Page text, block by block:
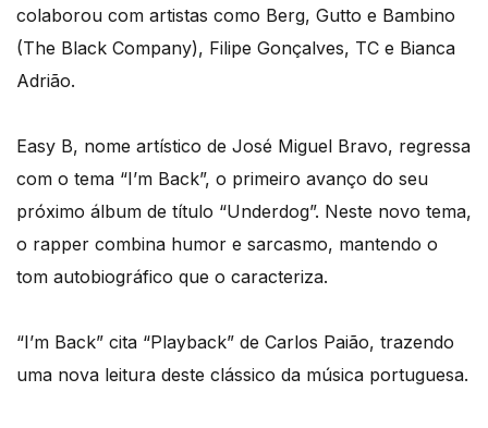
colaborou com artistas como Berg, Gutto e Bambino
(The Black Company), Filipe Gonçalves, TC e Bianca
Adrião.
Easy B, nome artístico de José Miguel Bravo, regressa
com o tema “I’m Back”, o primeiro avanço do seu
próximo álbum de título “Underdog”. Neste novo tema,
o rapper combina humor e sarcasmo, mantendo o
tom autobiográfico que o caracteriza.
“I’m Back” cita “Playback” de Carlos Paião, trazendo
uma nova leitura deste clássico da música portuguesa.